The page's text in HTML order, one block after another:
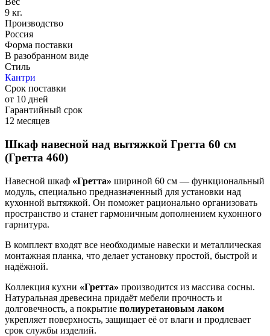
9 кг.
Производство
Россия
Форма поставки
В разобранном виде
Стиль
Кантри
Срок поставки
от 10 дней
Гарантийный срок
12 месяцев
Шкаф навесной над вытяжкой Гретта 60 см
(Гретта 460)
Навесной шкаф «Гретта» шириной 60 см — функциональный
модуль, специально предназначенный для установки над
кухонной вытяжкой. Он поможет рационально организовать
пространство и станет гармоничным дополнением кухонного
гарнитура.
В комплект входят все необходимые навески и металлическая
монтажная планка, что делает установку простой, быстрой и
надёжной.
Коллекция кухни «Гретта» производится из массива сосны.
Натуральная древесина придаёт мебели прочность и
долговечность, а покрытие полиуретановым лаком
укрепляет поверхность, защищает её от влаги и продлевает
срок службы изделий.